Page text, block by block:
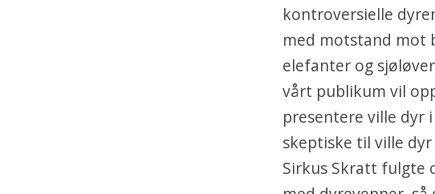
kontroversielle
med motstand mot
elefanter og
vårt publikum vil
presentere ville dyr
skeptiske til ville
Sirkus Skratt fulgte